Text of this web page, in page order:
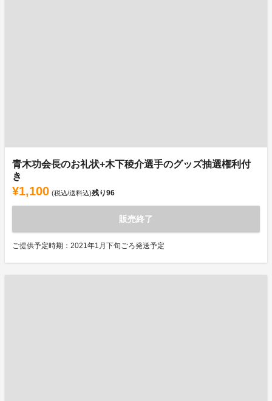
青木功会長のお礼状+木下稜介選手のグッズ抽選権利付
き
¥1,100 (税込/送料込)残り96
販売終了
ご提供予定時期：2021年1月下旬ごろ発送予定